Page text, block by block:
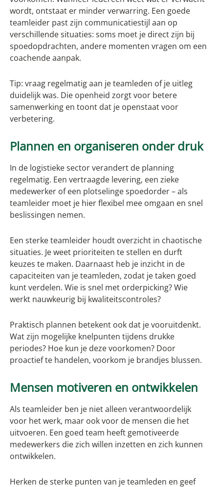
wordt, ontstaat er minder verwarring. Een goede
teamleider past zijn communicatiestijl aan op
verschillende situaties: soms moet je direct zijn bij
spoedopdrachten, andere momenten vragen om een
coachende aanpak.
Tip: vraag regelmatig aan je teamleden of je uitleg
duidelijk was. Die openheid zorgt voor betere
samenwerking en toont dat je openstaat voor
verbetering.
Plannen en organiseren onder druk
In de logistieke sector verandert de planning
regelmatig. Een vertraagde levering, een zieke
medewerker of een plotselinge spoedorder – als
teamleider moet je hier flexibel mee omgaan en snel
beslissingen nemen.
Een sterke teamleider houdt overzicht in chaotische
situaties. Je weet prioriteiten te stellen en durft
keuzes te maken. Daarnaast heb je inzicht in de
capaciteiten van je teamleden, zodat je taken goed
kunt verdelen. Wie is snel met orderpicking? Wie
werkt nauwkeurig bij kwaliteitscontroles?
Praktisch plannen betekent ook dat je vooruitdenkt.
Wat zijn mogelijke knelpunten tijdens drukke
periodes? Hoe kun je deze voorkomen? Door
proactief te handelen, voorkom je brandjes blussen.
Mensen motiveren en ontwikkelen
Als teamleider ben je niet alleen verantwoordelijk
voor het werk, maar ook voor de mensen die het
uitvoeren. Een goed team heeft gemotiveerde
medewerkers die zich willen inzetten en zich kunnen
ontwikkelen.
Herken de sterke punten van je teamleden en geef